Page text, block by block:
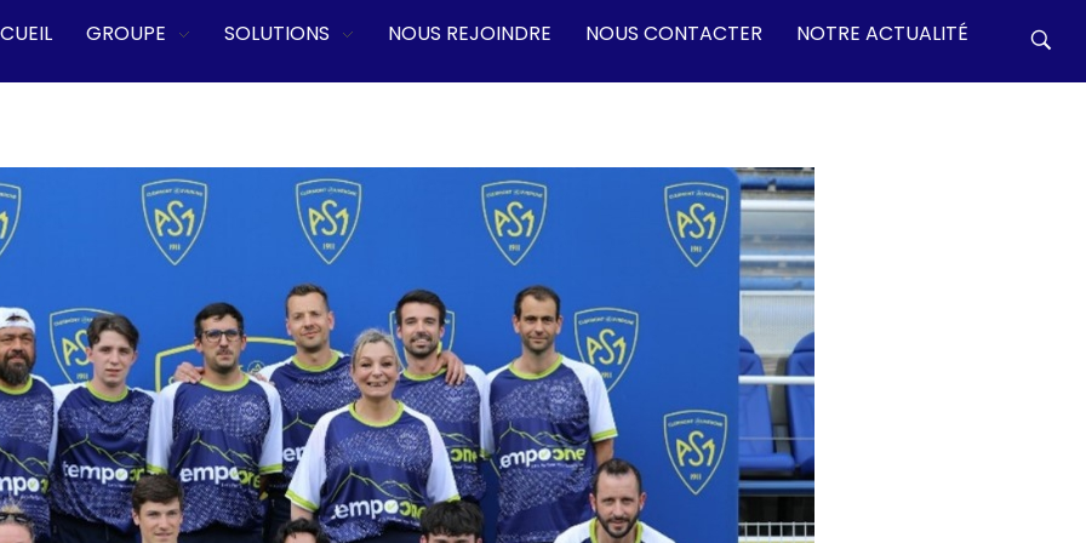
GROUPE SOLUTIONS NOUS REJOINDRE NOUS CONTACTER NOTRE ACTUALITÉ